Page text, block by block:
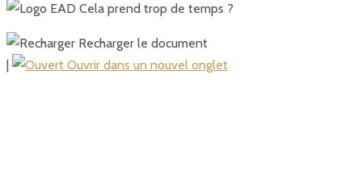
Cela prend trop de temps ?
Recharger le document
Ouvrir dans un nouvel onglet